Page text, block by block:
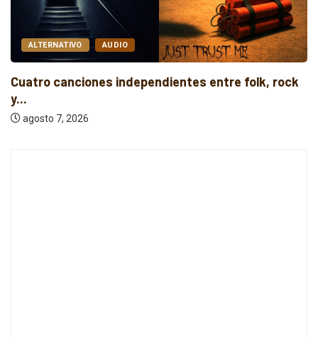
ALTERNATIVO AUDIO
Cuatro canciones independientes entre folk, rock
y...
agosto 7, 2026